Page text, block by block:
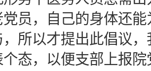
党员，自己的身体还
，所以才提出此倡议
个态，以便支部上报